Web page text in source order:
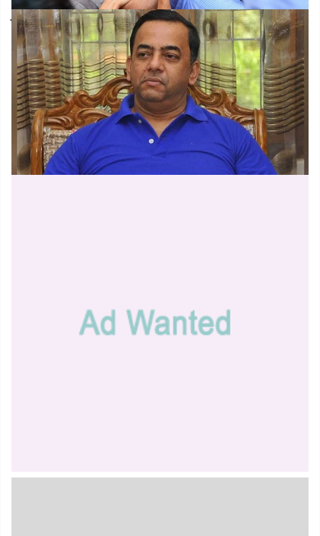
ককরোচ আন্দোলন কি মোদি সরকারের জন্য বিপদঘণ্টা?